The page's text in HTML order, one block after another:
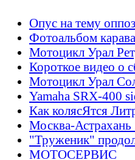
Опус на тему
Фотоальбом
Мотоцикл Урал
Короткое видео о
Мотоцикл Урал
Yamaha SRX-400
Как колясЯтся
Москва-
"Труженик"
МОТОСЕРВИС